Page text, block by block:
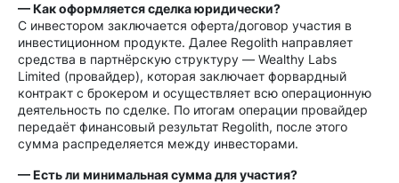
— Как оформляется сделка юридически?
С инвестором заключается оферта/договор участия в
инвестиционном продукте. Далее Regolith направляет
средства в партнёрскую структуру — Wealthy Labs
Limited (провайдер), которая заключает форвардный
контракт с брокером и осуществляет всю операционную
деятельность по сделке. По итогам операции провайдер
передаёт финансовый результат Regolith, после этого
сумма распределяется между инвесторами.
— Есть ли минимальная сумма для участия?